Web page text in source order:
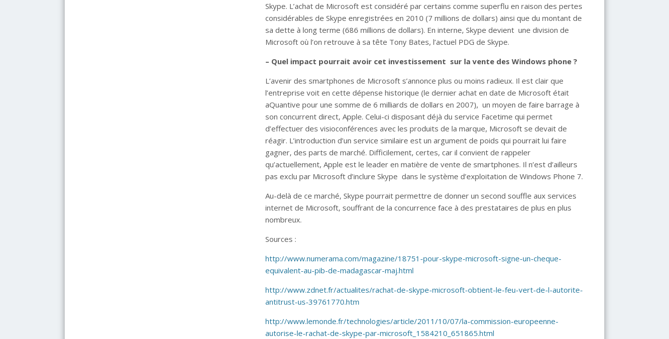
Skype. L’achat de Microsoft est considéré par certains comme superflu en raison des pertes
considérables de Skype enregistrées en 2010 (7 millions de dollars) ainsi que du montant de
sa dette à long terme (686 millions de dollars). En interne, Skype devient une division de
Microsoft où l’on retrouve à sa tête Tony Bates, l’actuel PDG de Skype.
– Quel impact pourrait avoir cet investissement sur la vente des Windows phone ?
L’avenir des smartphones de Microsoft s’annonce plus ou moins radieux. Il est clair que
l’entreprise voit en cette dépense historique (le dernier achat en date de Microsoft était
aQuantive pour une somme de 6 milliards de dollars en 2007), un moyen de faire barrage à
son concurrent direct, Apple. Celui-ci disposant déjà du service Facetime qui permet
d’effectuer des visioconférences avec les produits de la marque, Microsoft se devait de
réagir. L’introduction d’un service similaire est un argument de poids qui pourrait lui faire
gagner, des parts de marché. Difficilement, certes, car il convient de rappeler
qu’actuellement, Apple est le leader en matière de vente de smartphones. Il n’est d’ailleurs
pas exclu par Microsoft d’inclure Skype dans le système d’exploitation de Windows Phone 7.
Au-delà de ce marché, Skype pourrait permettre de donner un second souffle aux services
internet de Microsoft, souffrant de la concurrence face à des prestataires de plus en plus
nombreux.
Sources :
http://www.numerama.com/magazine/18751-pour-skype-microsoft-signe-un-cheque-
equivalent-au-pib-de-madagascar-maj.html
http://www.zdnet.fr/actualites/rachat-de-skype-microsoft-obtient-le-feu-vert-de-l-autorite-
antitrust-us-39761770.htm
http://www.lemonde.fr/technologies/article/2011/10/07/la-commission-europeenne-
autorise-le-rachat-de-skype-par-microsoft_1584210_651865.html